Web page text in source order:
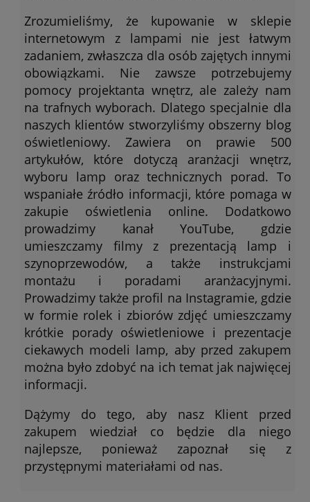
Zrozumieliśmy, że kupowanie w sklepie
internetowym z lampami nie jest łatwym
zadaniem, zwłaszcza dla osób zajętych innymi
obowiązkami. Nie zawsze potrzebujemy
pomocy projektanta wnętrz, ale zależy nam
na trafnych wyborach. Dlatego specjalnie dla
naszych klientów stworzyliśmy obszerny blog
oświetleniowy. Zawiera on prawie 500
artykułów, które dotyczą aranżacji wnętrz,
wyboru lamp oraz technicznych porad. To
wspaniałe źródło informacji, które pomaga w
zakupie oświetlenia online. Dodatkowo
prowadzimy kanał YouTube, gdzie
umieszczamy filmy z prezentacją lamp i
szynoprzewodów, a także instrukcjami
montażu i poradami aranżacyjnymi.
Prowadzimy także profil na Instagramie, gdzie
w formie rolek i zbiorów zdjęć umieszczamy
krótkie porady oświetleniowe i prezentacje
ciekawych modeli lamp, aby przed zakupem
można było zdobyć na ich temat jak najwięcej
informacji.
Dążymy do tego, aby nasz Klient przed
zakupem wiedział co będzie dla niego
najlepsze, ponieważ zapoznał się z
przystępnymi materiałami od nas.